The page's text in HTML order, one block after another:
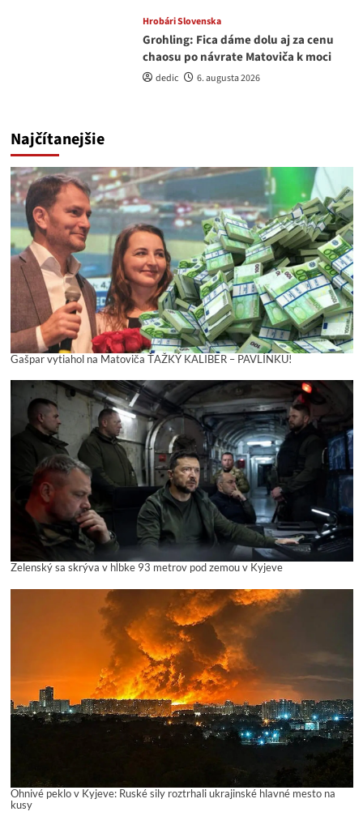
Hrobári Slovenska
Grohling: Fica dáme dolu aj za cenu
chaosu po návrate Matoviča k moci
dedic 6. augusta 2026
Najčítanejšie
Gašpar vytiahol na Matoviča ŤAŽKÝ KALIBER – PAVLÍNKU!
Zelenský sa skrýva v hĺbke 93 metrov pod zemou v Kyjeve
Ohnivé peklo v Kyjeve: Ruské sily roztrhali ukrajinské hlavné mesto na
kusy